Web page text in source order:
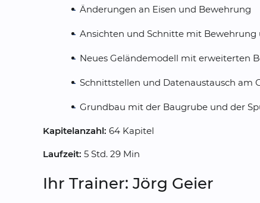
Änderungen an Eisen und Bewehrung
Ansichten und Schnitte mit Bewehrung
Neues Geländemodell mit erweiterten
Schnittstellen und Datenaustausch am
Grundbau mit der Baugrube und der
Kapitelanzahl: 64 Kapitel
Laufzeit: 5 Std. 29 Min
Ihr Trainer: Jörg Geier